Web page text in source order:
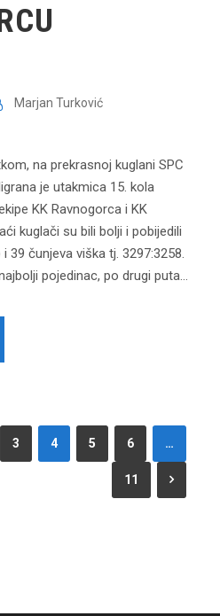
Marjan Turković
na prekrasnoj kuglani SPC
je utakmica 15. kola
KK Ravnogorca i KK
kuglači su bili bolji i pobijedili
39 čunjeva viška tj. 3297:3258.
pojedinac, po drugi puta...
3 4 5 6 …
11